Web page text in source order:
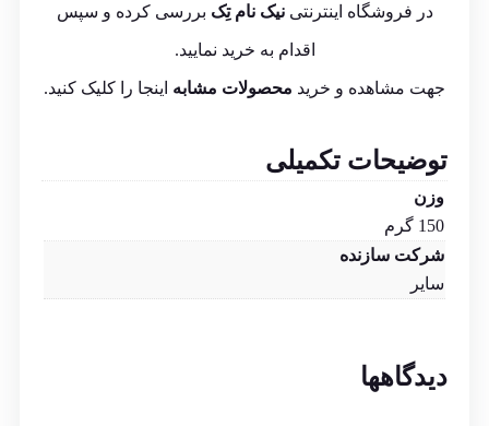
در فروشگاه اینترنتینیک نام تِک بررسی کرده و سپس
اقدام به خرید نمایید.
جهت مشاهده و خرید محصولات مشابه اینجا را کلیک کنید.
توضیحات تکمیلی
وزن
150 گرم
شرکت سازنده
سایر
دیدگاهها